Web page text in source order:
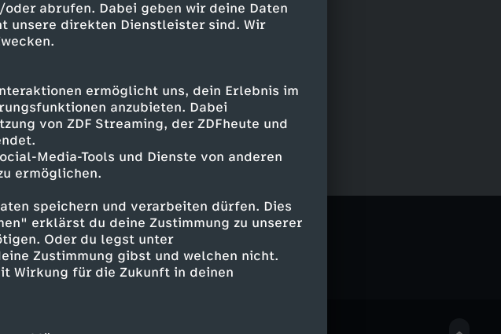
abrufen. Dabei geben wir deine Daten
unsere direkten Dienstleister sind. Wir
ermöglicht uns, dein Erlebnis im
anzubieten. Dabei
von ZDF Streaming, der ZDFheute und
Media-Tools und Dienste von anderen
ermöglichen.
speichern und verarbeiten dürfen. Dies
erklärst du deine Zustimmung zu unserer
Oder du legst unter
Zustimmung gibst und welchen nicht.
Wirkung für die Zukunft in deinen
parlament